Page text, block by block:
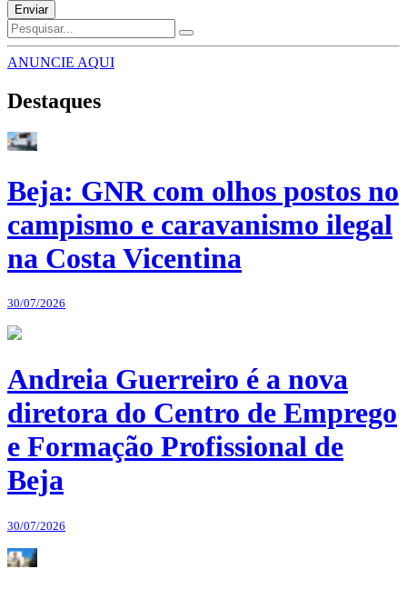
Enviar
ANUNCIE AQUI
Destaques
Beja: GNR com olhos postos no
campismo e caravanismo ilegal
na Costa Vicentina
30/07/2026
Andreia Guerreiro é a nova
diretora do Centro de Emprego
e Formação Profissional de
Beja
30/07/2026